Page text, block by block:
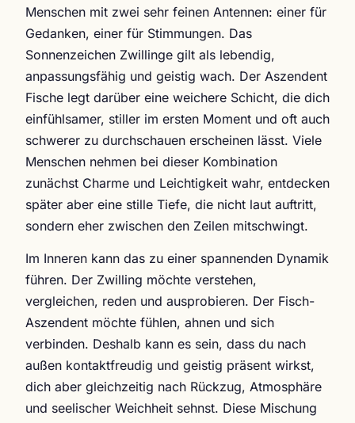
Menschen mit zwei sehr feinen Antennen: einer für
Gedanken, einer für Stimmungen. Das
Sonnenzeichen Zwillinge gilt als lebendig,
anpassungsfähig und geistig wach. Der Aszendent
Fische legt darüber eine weichere Schicht, die dich
einfühlsamer, stiller im ersten Moment und oft auch
schwerer zu durchschauen erscheinen lässt. Viele
Menschen nehmen bei dieser Kombination
zunächst Charme und Leichtigkeit wahr, entdecken
später aber eine stille Tiefe, die nicht laut auftritt,
sondern eher zwischen den Zeilen mitschwingt.
Im Inneren kann das zu einer spannenden Dynamik
führen. Der Zwilling möchte verstehen,
vergleichen, reden und ausprobieren. Der Fisch-
Aszendent möchte fühlen, ahnen und sich
verbinden. Deshalb kann es sein, dass du nach
außen kontaktfreudig und geistig präsent wirkst,
dich aber gleichzeitig nach Rückzug, Atmosphäre
und seelischer Weichheit sehnst. Diese Mischung